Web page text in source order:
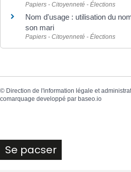
Papiers - Citoyenneté - Élections
Nom d'usage : utilisation du
son mari
Papiers - Citoyenneté - Élections
© Direction de l'information légale et
comarquage developpé par baseo.io
Se pacser